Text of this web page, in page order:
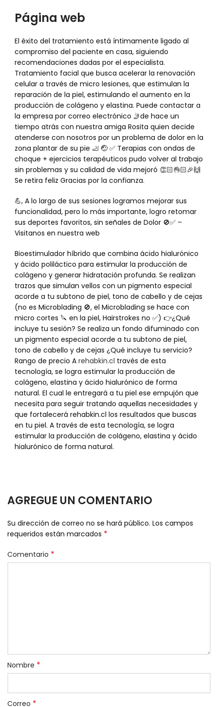
Página web
El éxito del tratamiento está íntimamente ligado al
compromiso del paciente en casa, siguiendo
recomendaciones dadas por el especialista.
Tratamiento facial que busca acelerar la renovación
celular a través de micro lesiones, que estimulan la
reparación de la piel, estimulando el aumento en la
producción de colágeno y elastina. Puede contactar a
la empresa por correo electrónico 🤳de hace un
tiempo atrás con nuestra amiga Rosita quien decide
atenderse con nosotros por un problema de dolor en la
zona plantar de su pie 🦶 🤕 ✅ Terapias con ondas de
choque + ejercicios terapéuticos pudo volver al trabajo
sin problemas y su calidad de vida mejoró 👏🏻👌🏻🎉🙌
Se retira feliz Gracias por la confianza.
💪, A lo largo de sus sesiones logramos mejorar sus
funcionalidad, pero lo más importante, logro retomar
sus deportes favoritos, sin señales de Dolor 🚫✅️ –
Visitanos en nuestra web
Bioestimulador híbrido que combina ácido hialurónico
y ácido poliláctico para estimular la producción de
colágeno y generar hidratación profunda. Se realizan
trazos que simulan vellos con un pigmento especial
acorde a tu subtono de piel, tono de cabello y de cejas
(no es Microblading 🚫, el Microblading se hace con
micro cortes 🔪 en la piel, Hairstrokes no ✅) 👉¿Qué
incluye tu sesión? Se realiza un fondo difuminado con
un pigmento especial acorde a tu subtono de piel,
tono de cabello y de cejas ¿Qué incluye tu servicio?
Rango de precio A rehabkin.cl través de esta
tecnología, se logra estimular la producción de
colágeno, elastina y ácido hialurónico de forma
natural. El cual le entregará a tu piel ese empujón que
necesita para seguir tratando aquellas necesidades y
que fortalecerá rehabkin.cl los resultados que buscas
en tu piel. A través de esta tecnología, se logra
estimular la producción de colágeno, elastina y ácido
hialurónico de forma natural.
AGREGUE UN COMENTARIO
Su dirección de correo no se hará público. Los campos
requeridos están marcados *
Comentario *
Nombre *
Correo *